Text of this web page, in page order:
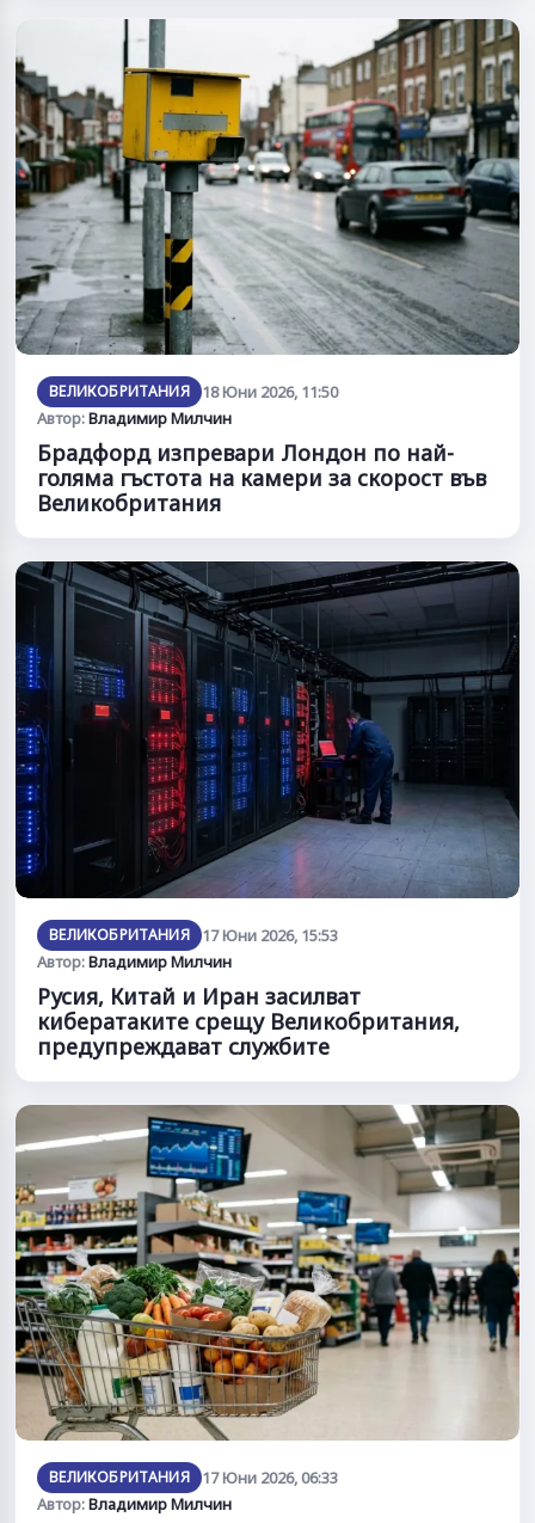
ВЕЛИКОБРИТАНИЯ
18 Юни 2026, 11:50
Автор:Владимир Милчин
Брадфорд изпревари Лондон по най-
голяма гъстота на камери за скорост във
Великобритания
ВЕЛИКОБРИТАНИЯ
17 Юни 2026, 15:53
Автор:Владимир Милчин
Русия, Китай и Иран засилват
кибератаките срещу Великобритания,
предупреждават службите
ВЕЛИКОБРИТАНИЯ
17 Юни 2026, 06:33
Автор:Владимир Милчин